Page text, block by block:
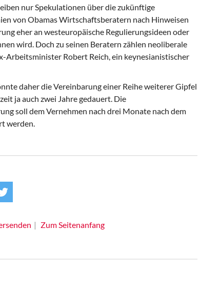
nur Spekulationen über die zukünftige
von Obamas Wirtschaftsberatern nach Hinweisen
eher an westeuropäische Regulierungsideen oder
wird. Doch zu seinen Beratern zählen neoliberale
Arbeitsminister Robert Reich, ein keynesianistischer
daher die Vereinbarung einer Reihe weiterer Gipfel
ja auch zwei Jahre gedauert. Die
soll dem Vernehmen nach drei Monate nach dem
werden.
Zum Seitenanfang